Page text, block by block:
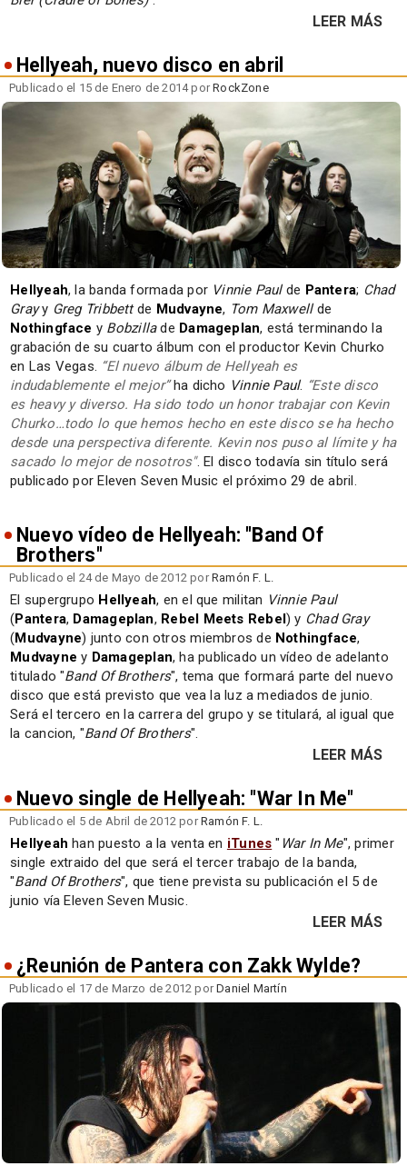
LEER MÁS
Hellyeah, nuevo disco en abril
Publicado el 15 de Enero de 2014 porRockZone
Hellyeah, la banda formada por Vinnie Paulde Pantera; Chad
Grayy Greg Tribbettde Mudvayne, Tom Maxwellde
Nothingface y Bobzillade Damageplan, está terminando la
grabación de su cuarto álbum con el productor Kevin Churko
en Las Vegas. “El nuevo álbum de Hellyeah es
indudablemente el mejor”ha dicho Vinnie Paul. “Este disco
es heavy y diverso. Ha sido todo un honor trabajar con Kevin
Churko…todo lo que hemos hecho en este disco se ha hecho
desde una perspectiva diferente. Kevin nos puso al límite y ha
sacado lo mejor de nosotros". El disco todavía sin título será
publicado por Eleven Seven Music el próximo 29 de abril.
Nuevo vídeo de Hellyeah: "Band Of
Brothers"
Publicado el 24 de Mayo de 2012 porRamón F. L.
El supergrupo Hellyeah, en el que militan Vinnie Paul
(Pantera, Damageplan, Rebel Meets Rebel) y Chad Gray
(Mudvayne) junto con otros miembros de Nothingface,
Mudvayne y Damageplan, ha publicado un vídeo de adelanto
titulado "Band Of Brothers", tema que formará parte del nuevo
disco que está previsto que vea la luz a mediados de junio.
Será el tercero en la carrera del grupo y se titulará, al igual que
la cancion, "Band Of Brothers".
LEER MÁS
Nuevo single de Hellyeah: "War In Me"
Publicado el 5 de Abril de 2012 porRamón F. L.
Hellyeah han puesto a la venta en iTunes " War In Me", primer
single extraido del que será el tercer trabajo de la banda,
"Band Of Brothers", que tiene prevista su publicación el 5 de
junio vía Eleven Seven Music.
LEER MÁS
¿Reunión de Pantera con Zakk Wylde?
Publicado el 17 de Marzo de 2012 porDaniel Martín